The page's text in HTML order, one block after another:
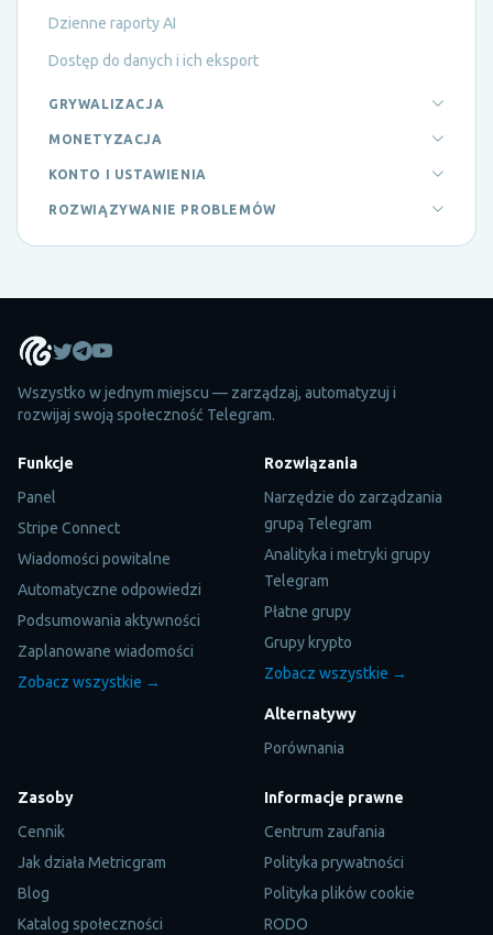
Dzienne raporty AI
Dostęp do danych i ich eksport
GRYWALIZACJA
MONETYZACJA
KONTO I USTAWIENIA
ROZWIĄZYWANIE PROBLEMÓW
Wszystko w jednym miejscu — zarządzaj, automatyzuj i
rozwijaj swoją społeczność Telegram.
Funkcje
Panel
Stripe Connect
Wiadomości powitalne
Automatyczne odpowiedzi
Podsumowania aktywności
Zaplanowane wiadomości
Zobacz wszystkie →
Rozwiązania
Narzędzie do zarządzania
grupą Telegram
Analityka i metryki grupy
Telegram
Płatne grupy
Grupy krypto
Zobacz wszystkie →
Alternatywy
Porównania
Zasoby
Cennik
Jak działa Metricgram
Blog
Katalog społeczności
Informacje prawne
Centrum zaufania
Polityka prywatności
Polityka plików cookie
RODO